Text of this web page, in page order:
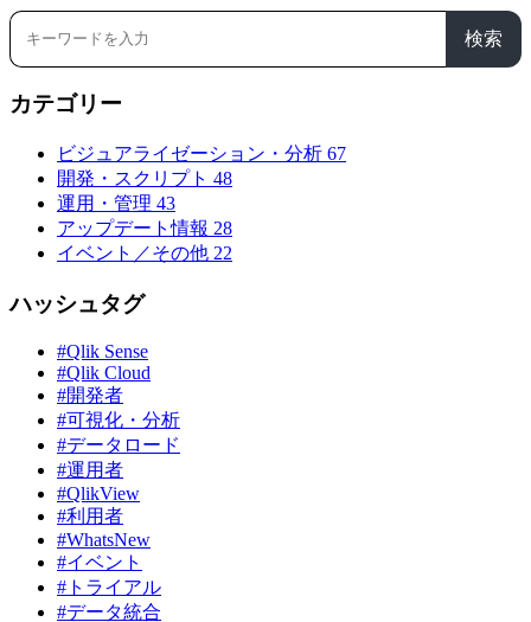
検索
カテゴリー
ビジュアライゼーション・分析 67
開発・スクリプト 48
運用・管理 43
アップデート情報 28
イベント／その他 22
ハッシュタグ
#Qlik Sense
#Qlik Cloud
#開発者
#可視化・分析
#データロード
#運用者
#QlikView
#利用者
#WhatsNew
#イベント
#トライアル
#データ統合